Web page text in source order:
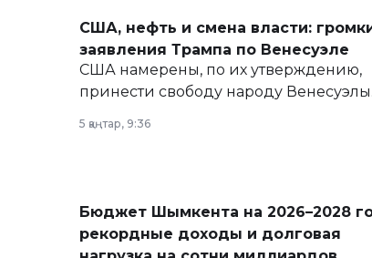
США, нефть и смена власти:
заявления Трампа по Венесуэле
США намерены, по их утверждению,
принести свободу народу Венесуэлы.
5 қаңтар, 9:36
Бюджет Шымкента на 2026–2028
рекордные доходы и долговая